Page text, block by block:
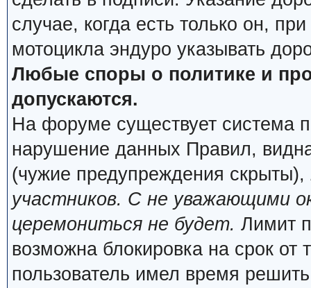
случае, когда есть только он,
мотоцикла эндуро указывать
Любые споры о политике и
допускаются.
На форуме существует система
нарушение данных Правил,
(чужие предупреждения скрыты),
участников. С не уважающими
церемониться не будет. Лимит
возможна блокировка на срок от
пользователь имел время